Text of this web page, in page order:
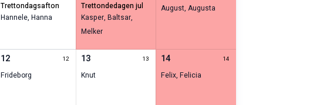
trettondagsafton
Hannele,Hanna
trettondedagen jul
Kasper, Baltsar,
Melker
August,Augusta
12 12
Frideborg
13 13
Knut
14 14
Felix,Felicia